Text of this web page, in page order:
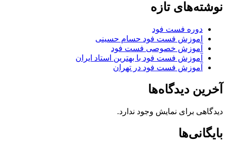
نوشته‌های تازه
دوره فست فود
اموزش فست فود حسام حسینی
آموزش خصوصی فست فود
آموزش فست فود با بهترین استاد ایران
آموزش فست فود در تهران
آخرین دیدگاه‌ها
دیدگاهی برای نمایش وجود ندارد.
بایگانی‌ها